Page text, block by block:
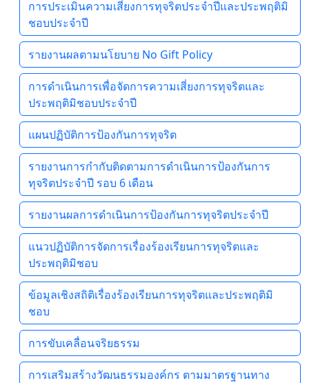
การประเมินความเสี่ยงการทุจริตประจำปีและประพฤติมิ
ชอบประจำปี
รายงานผลตามนโยบาย No Gift Policy
การดำเนินการเพื่อจัดการความเสี่ยงการทุจริตและ
ประพฤติมิชอบประจำปี
แผนปฏิบัติการป้องกันการทุจริต
รายงานการกำกับติดตามการดำเนินการป้องกันการ
ทุจริตประจำปี รอบ 6 เดือน
รายงานผลการดำเนินการป้องกันการทุจริตประจำปี
แนวปฏิบัติการจัดการเรื่องร้องเรียนการทุจริตและ
ประพฤติมิชอบ
ข้อมูลเชิงสถิติเรื่องร้องเรียนการทุจริตและประพฤติมิ
ชอบ
การขับเคลื่อนจริยธรรม
การเสริมสร้างวัฒนธรรมองค์กร ตามมาตรฐานทาง